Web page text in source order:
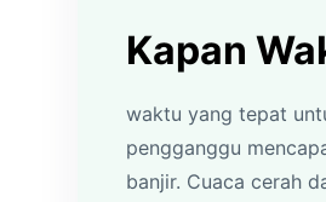
Kapan
waktu yang tepat
pengganggu
banjir. Cuaca cerah